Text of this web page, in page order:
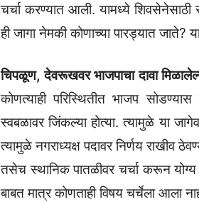
चर्चा करण्यात आली. यामध्ये शिवसेनेसाठी
ही जागा नेमकी कोणाच्या पारड्यात जाते?
चिपळूण, देवरूखवर भाजपाचा दावा
कोणत्याही परिस्थितीत भाजप
स्वबळावर जिंकल्या होत्या. त्यामुळे या
त्यामुळे नगराध्यक्ष पदावर निर्णय राखीव
तसेच स्थानिक पातळीवर चर्चा करून
बाबत मात्र कोणताही विषय चर्चेला आला